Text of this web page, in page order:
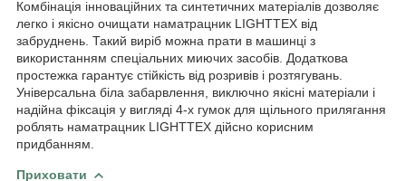
Комбінація інноваційних та синтетичних матеріалів дозволяє
легко і якісно очищати наматрацник LIGHTTEX від
забруднень. Такий виріб можна прати в машинці з
використанням спеціальних миючих засобів. Додаткова
простежка гарантує стійкість від розривів і розтягувань.
Універсальна біла забарвлення, виключно якісні матеріали і
надійна фіксація у вигляді 4-х гумок для щільного прилягання
роблять наматрацник LIGHTTEX дійсно корисним
придбанням.
Приховати